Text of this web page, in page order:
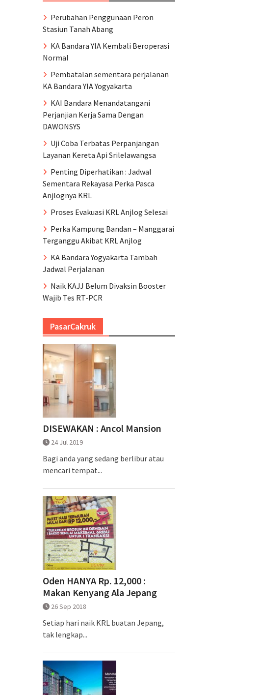
Perubahan Penggunaan Peron
Stasiun Tanah Abang
KA Bandara YIA Kembali Beroperasi
Normal
Pembatalan sementara perjalanan
KA Bandara YIA Yogyakarta
KAI Bandara Menandatangani
Perjanjian Kerja Sama Dengan
DAWONSYS
Uji Coba Terbatas Perpanjangan
Layanan Kereta Api Srilelawangsa
Penting Diperhatikan : Jadwal
Sementara Rekayasa Perka Pasca
Anjlognya KRL
Proses Evakuasi KRL Anjlog Selesai
Perka Kampung Bandan – Manggarai
Terganggu Akibat KRL Anjlog
KA Bandara Yogyakarta Tambah
Jadwal Perjalanan
Naik KAJJ Belum Divaksin Booster
Wajib Tes RT-PCR
PasarCakruk
DISEWAKAN : Ancol Mansion
24 Jul 2019
Bagi anda yang sedang berlibur atau
mencari tempat...
Oden HANYA Rp. 12,000 :
Makan Kenyang Ala Jepang
26 Sep 2018
Setiap hari naik KRL buatan Jepang,
tak lengkap...